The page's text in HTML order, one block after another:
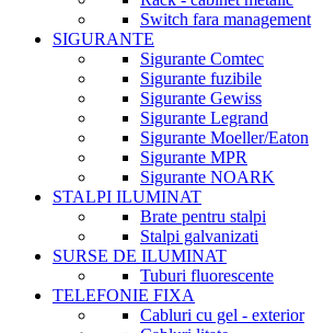
Switch fara management
SIGURANTE
Sigurante Comtec
Sigurante fuzibile
Sigurante Gewiss
Sigurante Legrand
Sigurante Moeller/Eaton
Sigurante MPR
Sigurante NOARK
STALPI ILUMINAT
Brate pentru stalpi
Stalpi galvanizati
SURSE DE ILUMINAT
Tuburi fluorescente
TELEFONIE FIXA
Cabluri cu gel - exterior